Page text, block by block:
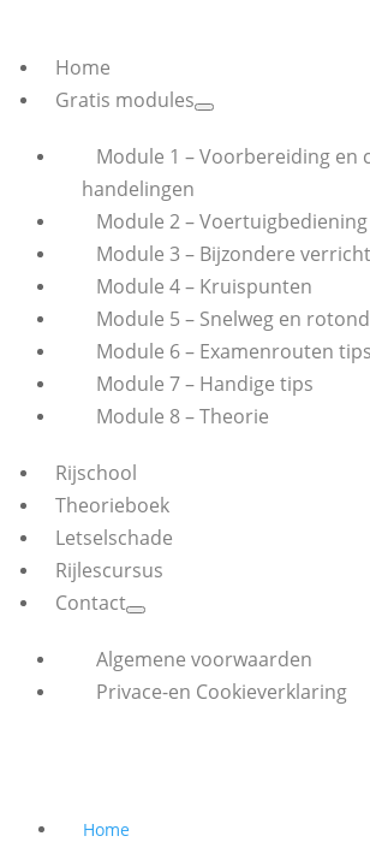
Home
Gratis modules
Module 1 – Voorbereiding en
handelingen
Module 2 – Voertuigbediening
Module 3 – Bijzondere
Module 4 – Kruispunten
Module 5 – Snelweg en
Module 6 – Examenrouten tips
Module 7 – Handige tips
Module 8 – Theorie
Rijschool
Theorieboek
Letselschade
Rijlescursus
Contact
Algemene voorwaarden
Privace-en Cookieverklaring
Home